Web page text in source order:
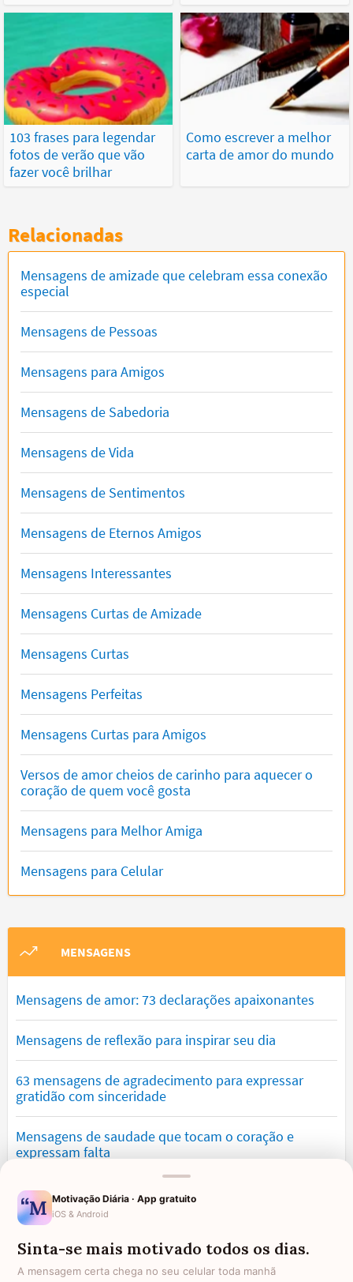
103 frases para legendar
fotos de verão que vão
fazer você brilhar
Como escrever a melhor
carta de amor do mundo
Relacionadas
Mensagens de amizade que celebram essa conexão
especial
Mensagens de Pessoas
Mensagens para Amigos
Mensagens de Sabedoria
Mensagens de Vida
Mensagens de Sentimentos
Mensagens de Eternos Amigos
Mensagens Interessantes
Mensagens Curtas de Amizade
Mensagens Curtas
Mensagens Perfeitas
Mensagens Curtas para Amigos
Versos de amor cheios de carinho para aquecer o
coração de quem você gosta
Mensagens para Melhor Amiga
Mensagens para Celular
MENSAGENS
Mensagens de amor: 73 declarações apaixonantes
Mensagens de reflexão para inspirar seu dia
63 mensagens de agradecimento para expressar
gratidão com sinceridade
Mensagens de saudade que tocam o coração e
expressam falta
Mensagens de otimismo que vão encher você de
confiança
Mensagens para namorado: declare o seu amor com
palavras lindas
Motivação Diária · App gratuito
iOS & Android
Sinta-se mais motivado todos os dias.
A mensagem certa chega no seu celular toda manhã